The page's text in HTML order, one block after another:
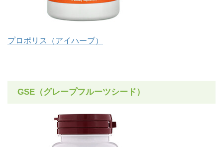
プロポリス（アイハーブ）
GSE（グレープフルーツシード）